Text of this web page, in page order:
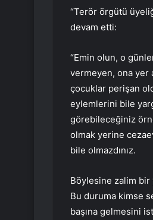
“Terör örgütü
devam etti:
“Emin olun, o
vermeyen, ona yer
çocuklar perişan
eylemlerini bile
görebileceğiniz
olmak yerine
bile olmazdınız.
Böylesine zalim bir
Bu duruma kimse
başına gelmesini